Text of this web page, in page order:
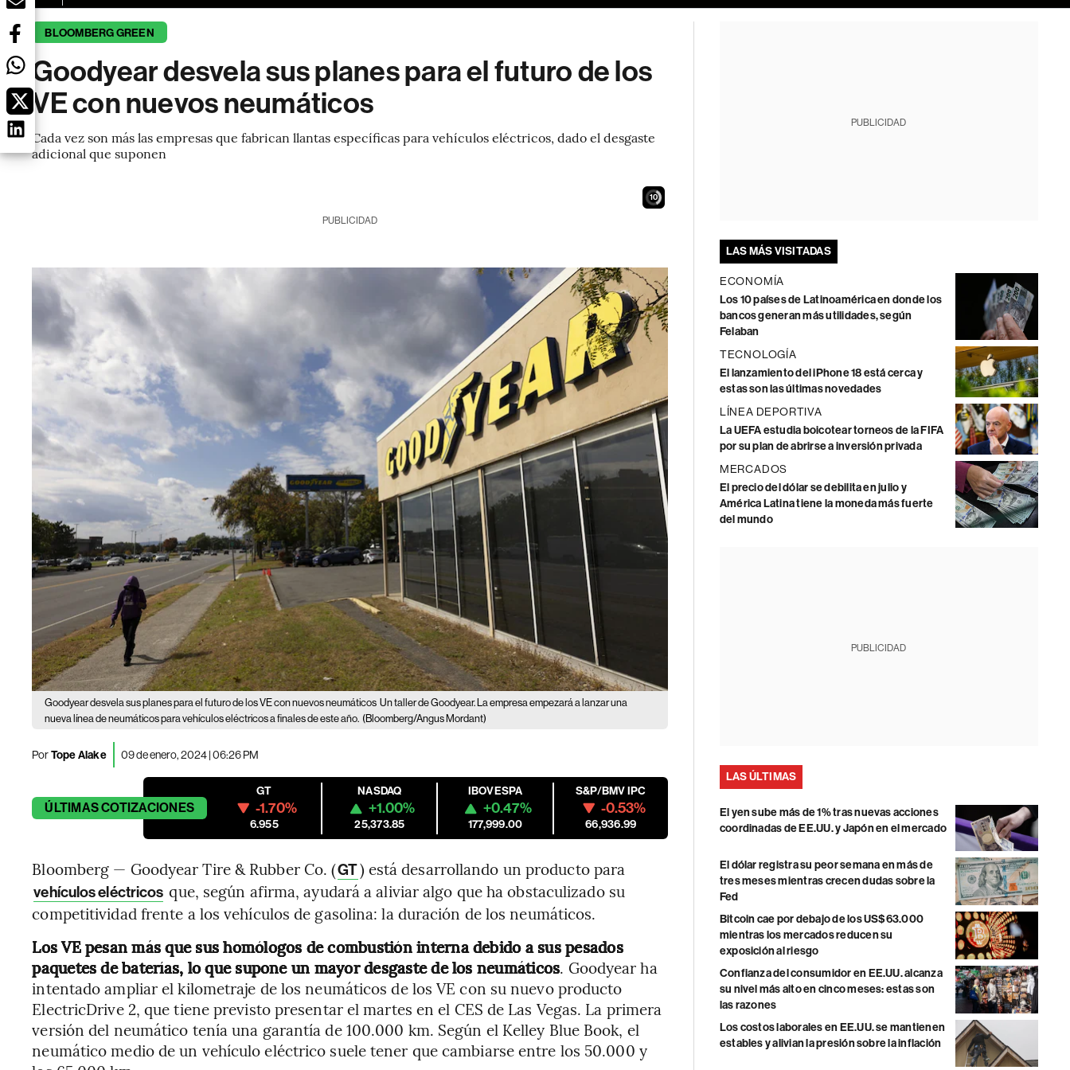
BLOOMBERG GREEN
Goodyear desvela sus planes para el futuro de los
VE con nuevos neumáticos
Cada vez son más las empresas que fabrican llantas específicas para vehículos eléctricos, dado el desgaste
adicional que suponen
9
PUBLICIDAD
Goodyear desvela sus planes para el futuro de los VE con nuevos neumáticos Un taller de Goodyear. La empresa empezará a lanzar una
nueva línea de neumáticos para vehículos eléctricos a finales de este año. (Bloomberg/Angus Mordant)
PorTope Alake 09 de enero, 2024 | 06:26 PM
ÚLTIMASCOTIZACIONES
GT
-1.70%
6.955
NASDAQ
+1.00%
25,373.85
IBOVESPA
+0.47%
177,999.00
S&P/BMV IPC
-0.53%
66,936.99
Bloomberg — Goodyear Tire & Rubber Co. (GT) está desarrollando un producto para
vehículos eléctricos que, según afirma, ayudará a aliviar algo que ha obstaculizado su
competitividad frente a los vehículos de gasolina: la duración de los neumáticos.
Los VE pesan más que sus homólogos de combustión interna debido a sus pesados
paquetes de baterías, lo que supone un mayor desgaste de los neumáticos. Goodyear ha
intentado ampliar el kilometraje de los neumáticos de los VE con su nuevo producto
ElectricDrive 2, que tiene previsto presentar el martes en el CES de Las Vegas. La primera
versión del neumático tenía una garantía de 100.000 km. Según el Kelley Blue Book, el
neumático medio de un vehículo eléctrico suele tener que cambiarse entre los 50.000 y
PUBLICIDAD
LAS MÁS VISITADAS
ECONOMÍA
Los 10 países de Latinoamérica en donde los
bancos generan más utilidades, según
Felaban
TECNOLOGÍA
El lanzamiento del iPhone 18 está cerca y
estas son las últimas novedades
LÍNEA DEPORTIVA
La UEFA estudia boicotear torneos de la FIFA
por su plan de abrirse a inversión privada
MERCADOS
El precio del dólar se debilita en julio y
América Latina tiene la moneda más fuerte
del mundo
PUBLICIDAD
LAS ÚLTIMAS
El yen sube más de 1% tras nuevas acciones
coordinadas de EE.UU. y Japón en el mercado
El dólar registra su peor semana en más de
tres meses mientras crecen dudas sobre la
Fed
Bitcoin cae por debajo de los US$63.000
mientras los mercados reducen su
exposición al riesgo
Confianza del consumidor en EE.UU. alcanza
su nivel más alto en cinco meses: estas son
las razones
Los costos laborales en EE.UU. se mantienen
estables y alivian la presión sobre la inflación